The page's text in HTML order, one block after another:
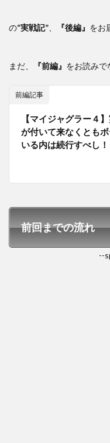
の“実戦記” 『後編』 をお
まだ、 『前編』 をお読みで
前編記事
【マイジャグラー４
が付いて来なくとも
いる内は続行すべし！
前回までの流れ
--